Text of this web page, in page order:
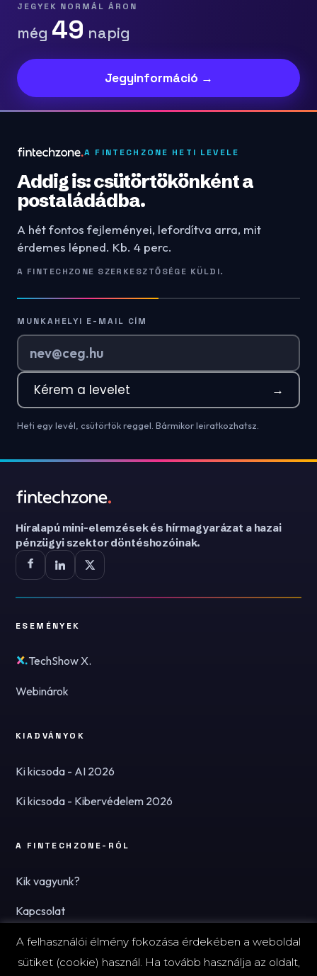
JEGYEK NORMÁL ÁRON
még 49 napig
Jegyinformáció →
A FINTECHZONE HETI LEVELE
Addig is: csütörtökönként a
postaládádba.
A hét fontos fejleményei, lefordítva arra, mit
érdemes lépned. Kb. 4 perc.
A FINTECHZONE SZERKESZTŐSÉGE KÜLDI.
MUNKAHELYI E-MAIL CÍM
Kérem a levelet →
Heti egy levél, csütörtök reggel. Bármikor leiratkozhatsz.
Híralapú mini-elemzések és hírmagyarázat a hazai
pénzügyi szektor döntéshozóinak.
ESEMÉNYEK
TechShow X.
Webinárok
KIADVÁNYOK
Ki kicsoda - AI 2026
Ki kicsoda - Kibervédelem 2026
A FINTECHZONE-RÓL
Kik vagyunk?
Kapcsolat
Hírlevél
A felhasználói élmény fokozása érdekében a weboldal
sütiket (cookie) használ. Ha tovább használja az oldalt,